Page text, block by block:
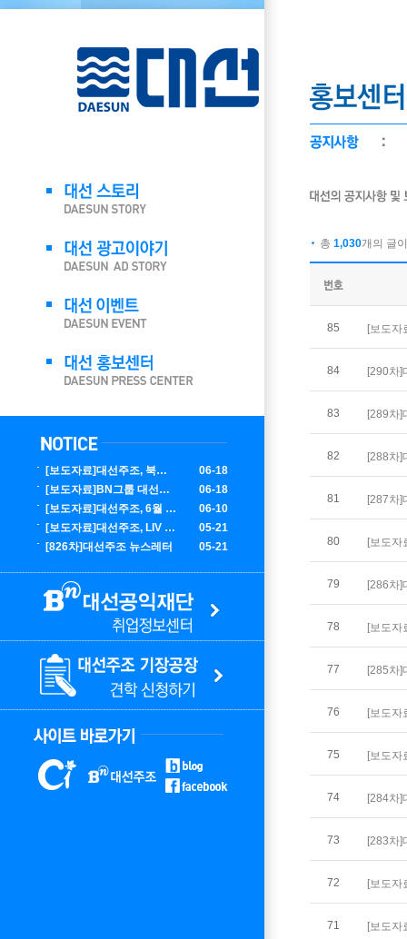
[보도자료]대선주조, 북중미 월드컵 대한민국 응원 에디션 한정 출시
06-18
[보도자료]BN그룹 대선주조, LIV 골프 코리아서 글로벌 마케팅 성료
06-18
[보도자료]대선주조, 6월 부산 K팝 콘서트 홍보 에디션 100만 병 출시
06-10
[보도자료]대선주조, LIV 골프 코리아 공식 주류 후원사 선정
05-21
[826차]대선주조 뉴스레터
05-21
총 1,030개의 글
85 [보도자
84 [290차]
83 [289차]
82 [288차]
81 [287차]
80 [보도자
79 [286차]
78 [보도자
77 [285차]
76 [보도자
75 [보도자
74 [284차]
73 [283차]
72 [보도자
71 [보도자